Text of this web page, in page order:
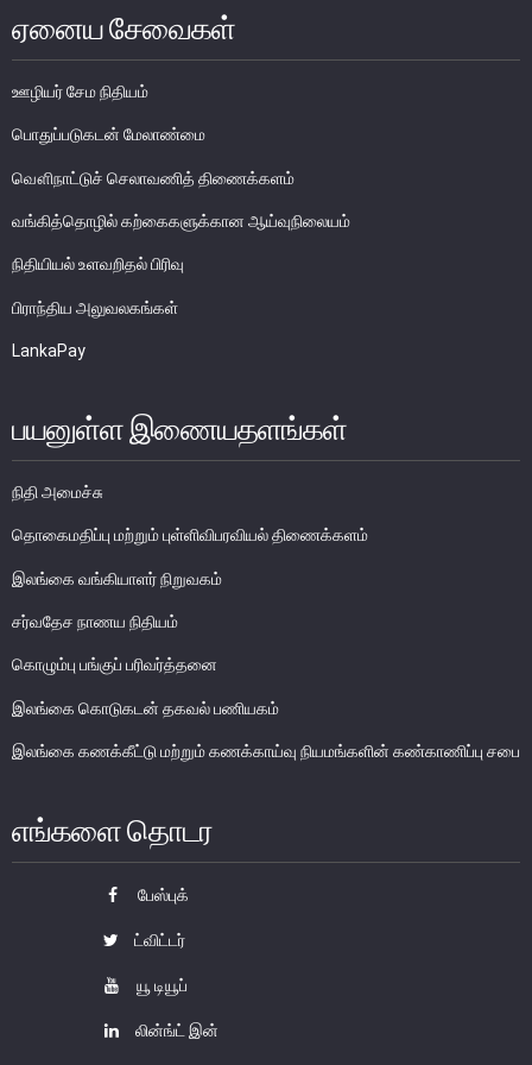
பொதுநோக்கு
வங்கிகளுக்கிடையிலான அழைப்புப் பணச் சந்தை
உள்நாட்டின் வெளிநாட்டுச் செலாவணிச் சந்தை
வெளிநாட்டுச் செலாவணி உலகளாவிய குறியீட்டைப் பின்பற்றுதல்
கொழும்பு பங்குப் பரிவர்த்தனை
நிதியியல் உட்கட்டமைப்பு
கொடுப்பனவு மற்றும் தீர்ப்பனவு முறைமைகள்
சட்டங்களும் ஒழுங்கு விதிகளும்
சாதனங்கள் மற்றும் நடைமுறைப்படுத்தல்
நிதியியல் முறைமை உறுதிபாட்டுக் குழு
நிதியியல் முறைமை மேற்பார்வைச் குழு
Financial Stability Review
ஏனைய சேவைகள்
ஊழியர் சேம நிதியம்
பொதுப்படுகடன் மேலாண்மை
வௌிநாட்டுச் செலாவணித் திணைக்களம்
வங்கித்தொழில் கற்கைகளுக்கான ஆய்வுநிலையம்
நிதியியல் உளவறிதல் பிரிவு
பிராந்திய அலுவலகங்கள்
LankaPay
பயனுள்ள இணையதளங்கள்
நிதி அமைச்சு
தொகைமதிப்பு மற்றும் புள்ளிவிபரவியல் திணைக்களம்
இலங்கை வங்கியாளர் நிறுவகம்
சர்வதேச நாணய நிதியம்
கொழும்பு பங்குப் பரிவர்த்தனை
இலங்கை கொடுகடன் தகவல் பணியகம்
இலங்கை கணக்கீட்டு மற்றும் கணக்காய்வு நியமங்களின் கண்காணிப்பு சபை
எங்களை தொடர
பேஸ்புக்
ட்விட்டர்
யூ டியூப்
லின்ங்ட் இன்